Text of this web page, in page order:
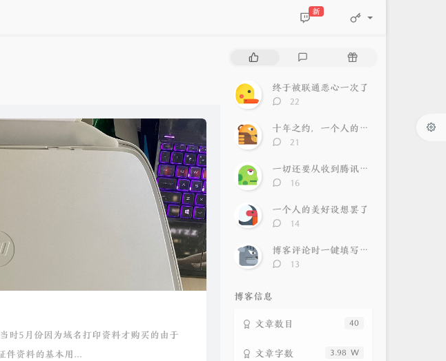
新
时5月份因为域名打印资料才购买的由于
件资料的基本用...
章
评
随
文
终于被联通恶心一次了
评
数：
22
十年之约，一个人的寂寞，一群人的狂欢
评
数：
21
一切还要从收到腾讯警告邮件说起
评
数：
16
一个人的美好设想罢了
评
数：
14
博客评论时一键填写自己的信息
评
13
博客信息
40
文章数目
3.98 W
文章字数